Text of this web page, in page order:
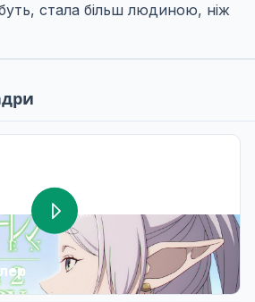
стала більш людиною, ніж